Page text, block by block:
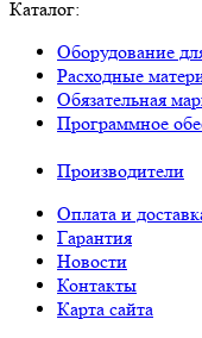
Каталог:
Оборудование
Расходные
Обязательная
Программное
Производители
Оплата и
Гарантия
Новости
Контакты
Карта сайта